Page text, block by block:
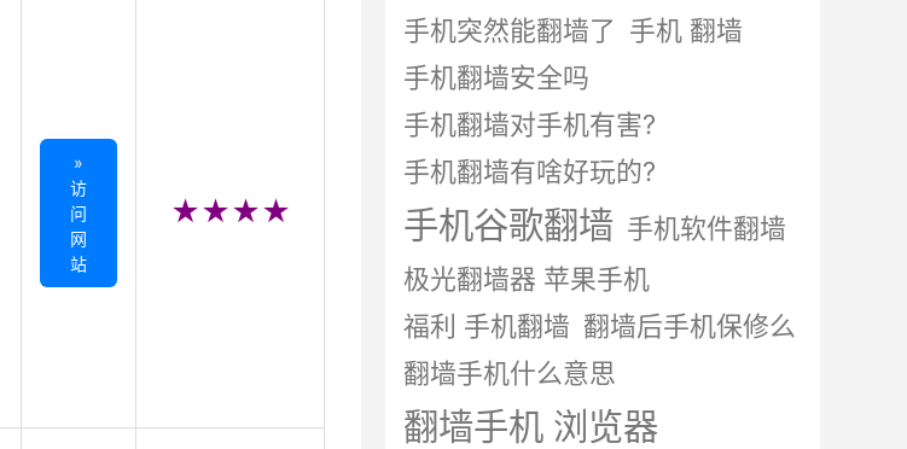
»
访
问
网
站
★★★★
手机突然能翻墙了 手机 翻墙
手机翻墙安全吗
手机翻墙对手机有害?
手机翻墙有啥好玩的?
手机谷歌翻墙 手机软件翻墙
极光翻墙器 苹果手机
福利 手机翻墙 翻墙后手机保修么
翻墙手机什么意思
翻墙手机 浏览器